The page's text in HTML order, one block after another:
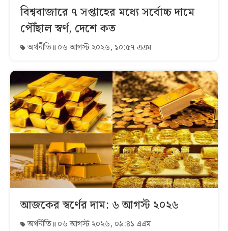
বিশ্ববাজারে ৭ সপ্তাহের মধ্যে সর্বোচ্চ দামে
পৌঁছাল স্বর্ণ, দেশে কত
অর্থনীতি ০৬ আগস্ট ২০২৬, ১০:৫৭ এএম
আজকের স্বর্ণের দাম: ৬ আগস্ট ২০২৬
অর্থনীতি ০৬ আগস্ট ২০২৬, ০৯:৪১ এএম